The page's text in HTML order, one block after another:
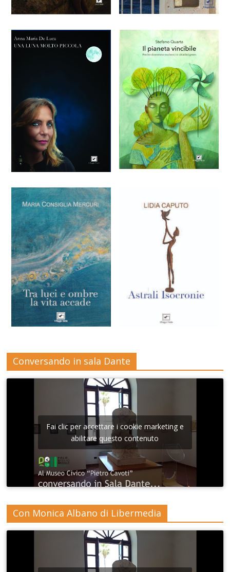
Conversando in sala Dante
Fai clic per accettare i cookie marketing e
abilitare questo contenuto
Con Monica Albano di Libermedia